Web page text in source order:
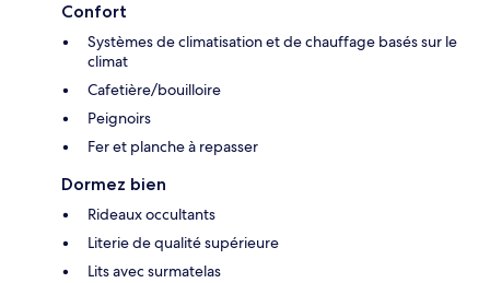
Confort
Systèmes de climatisation et de chauffage basés sur le
climat
Cafetière/bouilloire
Peignoirs
Fer et planche à repasser
Dormez bien
Rideaux occultants
Literie de qualité supérieure
Lits avec surmatelas